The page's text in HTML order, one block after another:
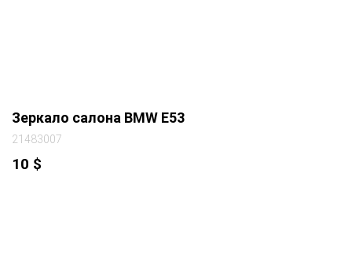
Зеркало салона BMW E53
21483007
10 $